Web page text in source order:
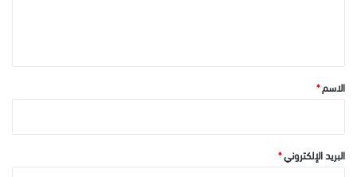
*الاسم*
البريد الإلكتروني*